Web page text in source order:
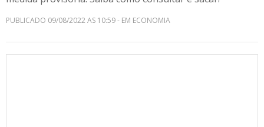
PUBLICADO 09/08/2022 AS 10:59 - EM ECONOMIA